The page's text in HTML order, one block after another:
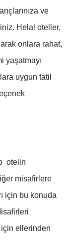
ve
Helal oteller,
onlara rahat,
yaşatmayı
uygun tatil
otelin
misafirlere
için bu konuda
ellerinden